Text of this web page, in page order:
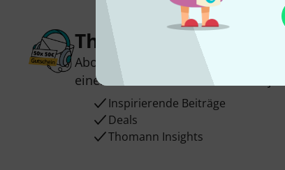
Thomann Newsletter
Abonniere den Thomann
einen von
50 Gutscheinen
Inspirierende Beiträge
Deals
Thomann Insights